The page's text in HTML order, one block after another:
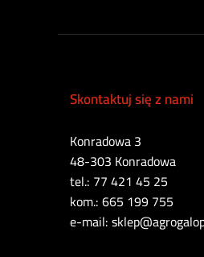
Skontaktuj się z nami
Konradowa 3
48-303 Konradowa
tel.: 77 421 45 25
kom.: 665 199 755
e-mail: